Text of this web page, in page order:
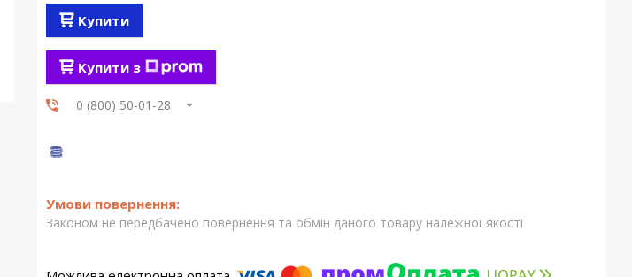
Купити
Купити з
0 (800) 50-01-28
Законом не передбачено повернення та обмін даного товару належної якості